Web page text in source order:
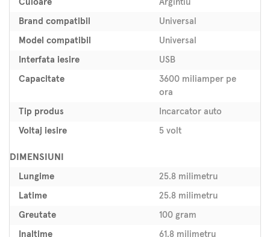
Culoare Argintiu
Brand compatibil Universal
Model compatibil Universal
Interfata iesire USB
Capacitate
3600 miliamper pe
ora
Tip produs Incarcator auto
Voltaj iesire 5 volt
DIMENSIUNI
Lungime 25.8 milimetru
Latime 25.8 milimetru
Greutate 100 gram
Inaltime 61.8 milimetru